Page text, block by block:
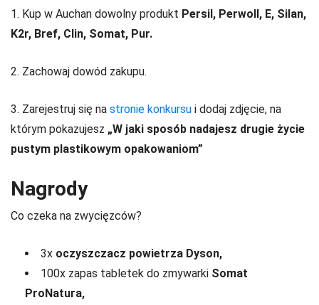
1. Kup w Auchan dowolny produkt Persil, Perwoll, E, Silan,
K2r, Bref, Clin, Somat, Pur.
2. Zachowaj dowód zakupu.
3. Zarejestruj się na stronie konkursu i dodaj zdjęcie, na
którym pokazujesz „W jaki sposób nadajesz drugie życie
pustym plastikowym opakowaniom”
Nagrody
Co czeka na zwycięzców?
3x oczyszczacz powietrza Dyson,
100x zapas tabletek do zmywarki Somat
ProNatura,